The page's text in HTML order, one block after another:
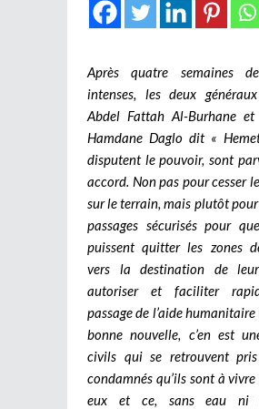
Après quatre semaines
intenses, les deux
Abdel Fattah Al-Burhane et
Hamdane Daglo dit «
disputent le pouvoir, sont
accord. Non pas pour cesser
sur le terrain, mais plutôt pour
passages sécurisés pour
puissent quitter les zones
vers la destination de
autoriser et faciliter
passage de l’aide humanitaire
bonne nouvelle, c’en est
civils qui se retrouvent pris
condamnés qu’ils sont à vivre
eux et ce, sans eau ni